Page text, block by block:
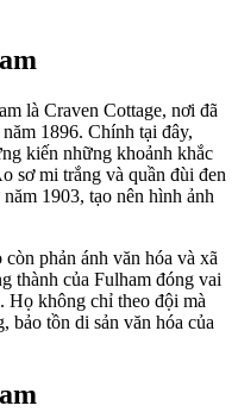
là Craven Cottage, nơi đã
1896. Chính tại đây,
kiến những khoảnh khắc
sơ mi trắng và quần đùi đen
1903, tạo nên hình ảnh
phản ánh văn hóa và xã
thành của Fulham đóng vai
Họ không chỉ theo đội mà
bảo tồn di sản văn hóa của